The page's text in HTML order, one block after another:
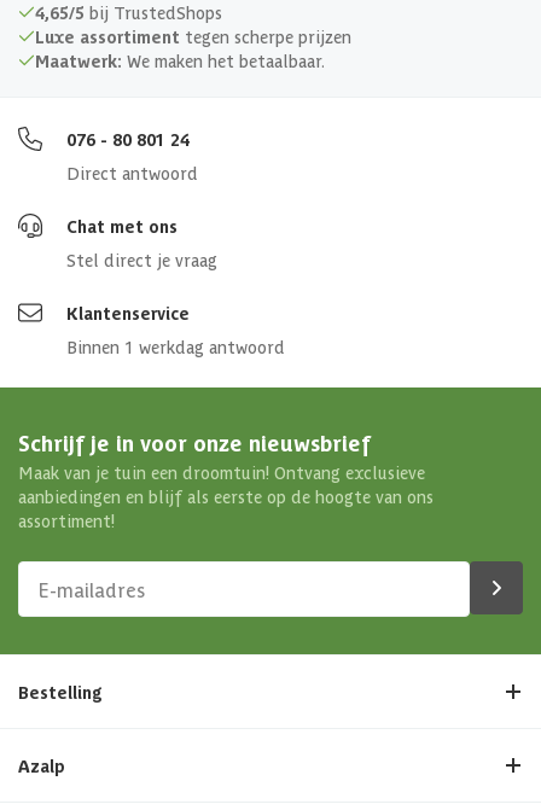
4,65/5 bij TrustedShops
Luxe assortiment tegen scherpe prijzen
Maatwerk: We maken het betaalbaar.
076 - 80 801 24
Direct antwoord
Chat met ons
Stel direct je vraag
Klantenservice
Binnen 1 werkdag antwoord
Schrijf je in voor onze nieuwsbrief
Maak van je tuin een droomtuin! Ontvang exclusieve
aanbiedingen en blijf als eerste op de hoogte van ons
assortiment!
Bestelling
Azalp